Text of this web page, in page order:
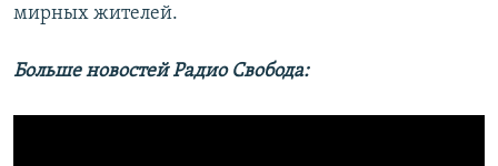
мирных жителей.
Больше новостей Радио Свобода: